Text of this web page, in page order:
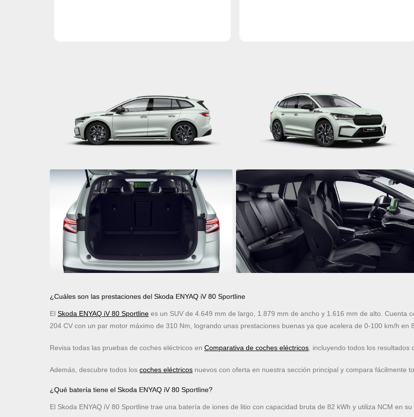
¿Cuáles son las prestaciones del Skoda ENYAQ iV 80 Sportline
El Skoda ENYAQ iV 80 Sportline es un SUV de 4.649 mm de largo, 1.879 mm de ancho y 1.616 mm de alto. Cuenta
204 CV con un par motor máximo de 310 Nm, logrando unas prestaciones buenas ya que acelera de 0-100 km/h en
Revisa todas las pruebas de coches eléctricos en Comparativa de coches eléctricos , incluyendo todos los resultados
Además, descubre todos los coches eléctricos nuevos con oferta en nuestra sección principal y compara fácilmente
¿Qué batería tiene el Skoda ENYAQ iV 80 Sportline?
El Skoda ENYAQ iV 80 Sportline trae una batería de iones de litio con capacidad bruta de 82 kWh y utiliza NCM en su